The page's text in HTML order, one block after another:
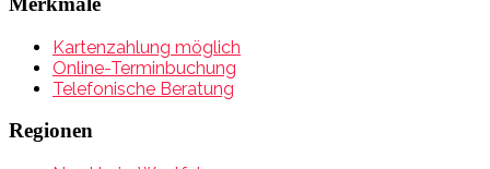
Kartenzahlung möglich
Online-Terminbuchung
Telefonische Beratung
Regionen